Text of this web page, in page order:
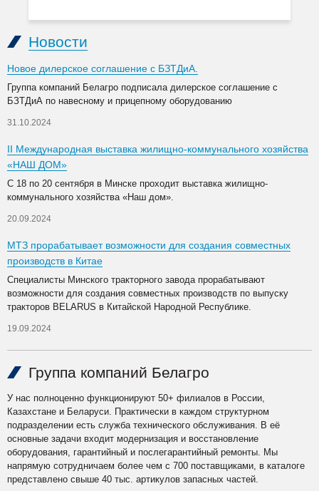
Новости
Новое дилерское соглашение с БЗТДиА.
Группа компаний Белагро подписала дилерское соглашение с
БЗТДиА по навесному и прицепному оборудованию
31.10.2024
II Международная выставка жилищно-коммунального хозяйства
«НАШ ДОМ»
С 18 по 20 сентября в Минске проходит выставка жилищно-
коммунального хозяйства «Наш дом».
20.09.2024
МТЗ прорабатывает возможности для создания совместных
производств в Китае
Специалисты Минского тракторного завода прорабатывают
возможности для создания совместных производств по выпуску
тракторов BELARUS в Китайской Народной Республике.
19.09.2024
Группа компаний Белагро
У нас полноценно функционируют 50+ филиалов в России,
Казахстане и Беларуси. Практически в каждом структурном
подразделении есть служба технического обслуживания. В её
основные задачи входит модернизация и восстановление
оборудования, гарантийный и послегарантийный ремонты. Мы
напрямую сотрудничаем более чем с 700 поставщиками, в каталоге
представлено свыше 40 тыс. артикулов запасных частей.